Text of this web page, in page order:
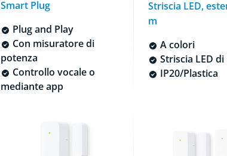
Smart Plug
Plug and Play
Con misuratore di
potenza
Controllo vocale o
mediante app
Striscia LED,
m
A colori
Striscia LED di
IP20/Plastica